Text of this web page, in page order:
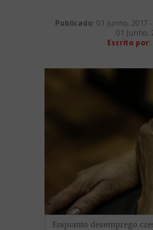
Publicado: 01 Junho, 2017
01 Junho,
Escrito por:
Enquanto desemprego